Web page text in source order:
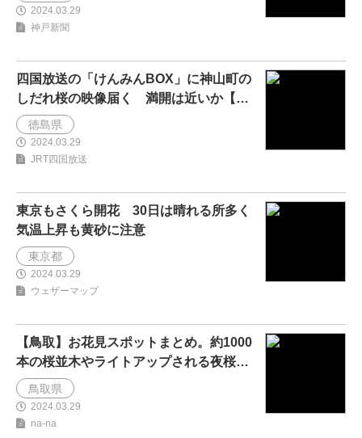
2024.03.29
神戸新聞
四国放送の「けんみんBOX」に神山町の
しだれ桜の映像届く 満開は近いか【徳
島】...
徳島県
2024.03.29
JRT四国放送
東京もさくら開花 30日は晴れる所多く
気温上昇も黄砂に注意
東京都
2024.03.29
ウェザーマップ
【鳥取】お花見スポットまとめ。約1000
本の桜並木やライトアップされる夜桜ス
ポットも！
鳥取県
2024.03.29
na-na